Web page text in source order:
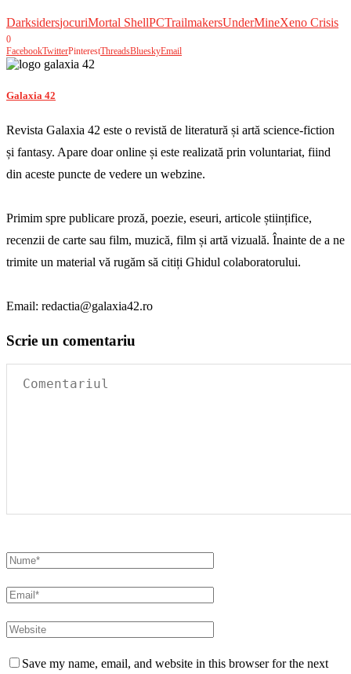
DarksidersjocuriMortal ShellPCTrailmakersUnderMineXeno Crisis
0
FacebookTwitterPinterestThreadsBlueskyEmail
Galaxia 42
Revista Galaxia 42 este o revistă de literatură și artă science-fiction
și fantasy. Apare doar online și este realizată prin voluntariat, fiind
din aceste puncte de vedere un webzine.
Primim spre publicare proză, poezie, eseuri, articole științifice,
recenzii de carte sau film, muzică, film și artă vizuală. Înainte de a ne
trimite un material vă rugăm să citiți Ghidul colaboratorului.
Email: redactia@galaxia42.ro
Scrie un comentariu
Save my name, email, and website in this browser for the next